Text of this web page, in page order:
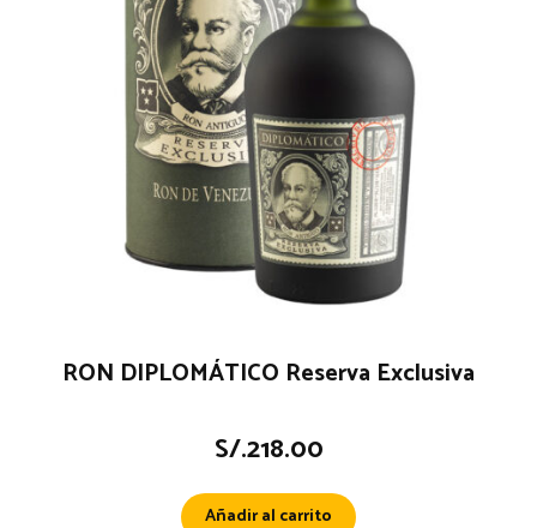
RON DIPLOMÁTICO Reserva Exclusiva
S/.218.00
Añadir al carrito